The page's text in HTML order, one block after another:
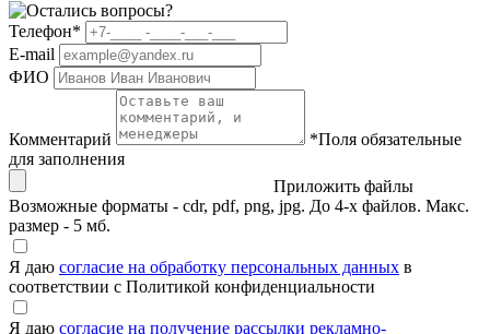
Телефон*
E-mail
ФИО
Комментарий *Поля обязательные
для заполнения
Приложить файлы
Возможные форматы - cdr, pdf, png, jpg. До 4-х файлов. Макс.
размер - 5 мб.
Я даю согласие на обработку персональных данных в
соответствии с Политикой конфиденциальности
Я даю согласие на получение рассылки рекламно-